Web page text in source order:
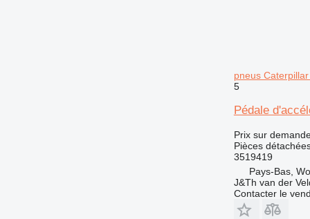
pneus
5
Pédale
Prix sur
Pièces
3519419
Pays-Bas,
J&Th van der
Contacter le